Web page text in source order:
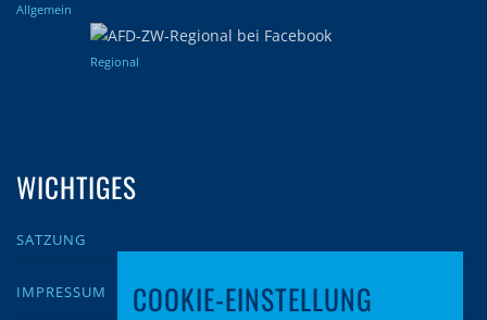
Allgemein
Regional
WICHTIGES
SATZUNG
IMPRESSUM COOKIE-EINSTELLUNG